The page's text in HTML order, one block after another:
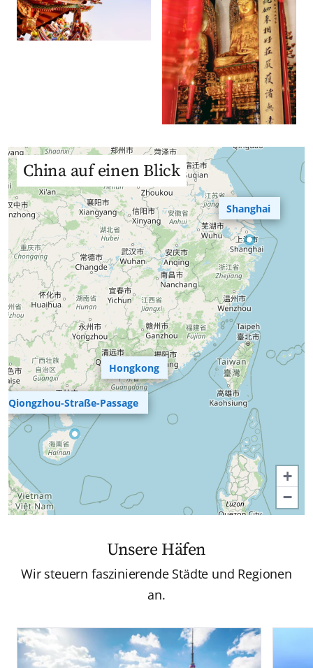
China auf einen Blick
Shanghai
Hongkong
Qiongzhou-Straße-Passage
+
−
Unsere Häfen
Wir steuern faszinierende Städte und Regionen
an.